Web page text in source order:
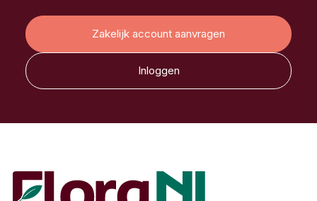
Zakelijk account aanvragen
Inloggen